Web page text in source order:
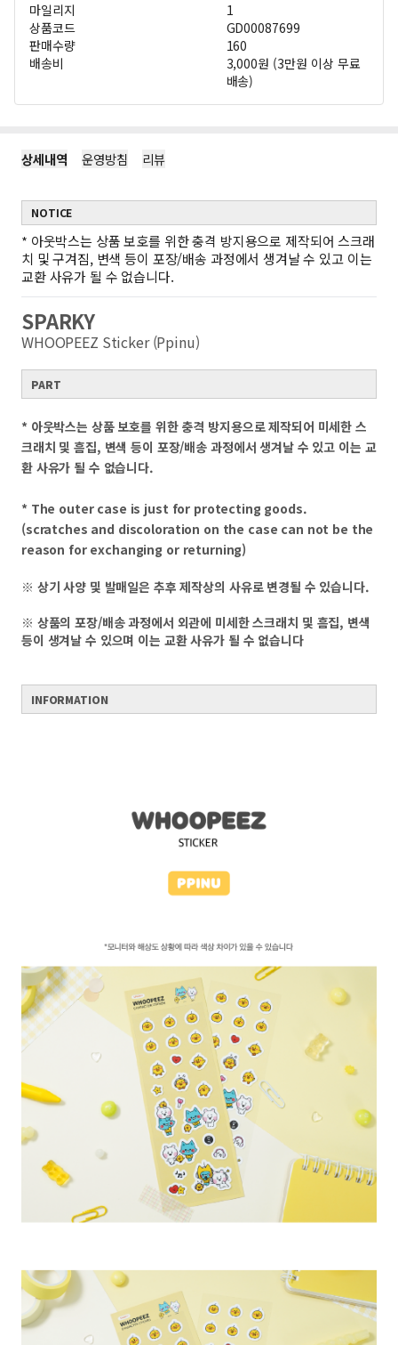
마일리지
1
상품코드
GD00087699
판매수량
160
배송비
3,000원 (3만원 이상 무료
배송)
상세내역 운영방침 리뷰
NOTICE
* 아웃박스는 상품 보호를 위한 충격 방지용으로 제작되어 스크래
치 및 구겨짐, 변색 등이 포장/배송 과정에서 생겨날 수 있고 이는
교환 사유가 될 수 없습니다.
SPARKY
WHOOPEEZ Sticker (Ppinu)
PART
* 아웃박스는 상품 보호를 위한 충격 방지용으로 제작되어 미세한 스
크래치 및 흠집, 변색 등이 포장/배송 과정에서 생겨날 수 있고 이는 교
환 사유가 될 수 없습니다.
* The outer case is just for protecting goods.
(scratches and discoloration on the case can not be the
reason for exchanging or returning)
※ 상기 사양 및 발매일은 추후 제작상의 사유로 변경될 수 있습니다.
※ 상품의 포장/배송 과정에서 외관에 미세한 스크래치 및 흠집, 변색
등이 생겨날 수 있으며 이는 교환 사유가 될 수 없습니다
INFORMATION